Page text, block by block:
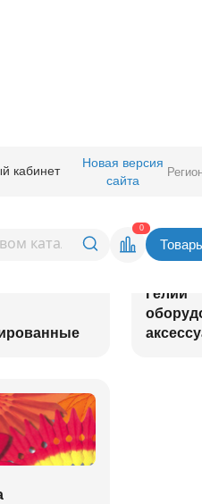
кабинет
Новая версия
сайта
0
Гелий